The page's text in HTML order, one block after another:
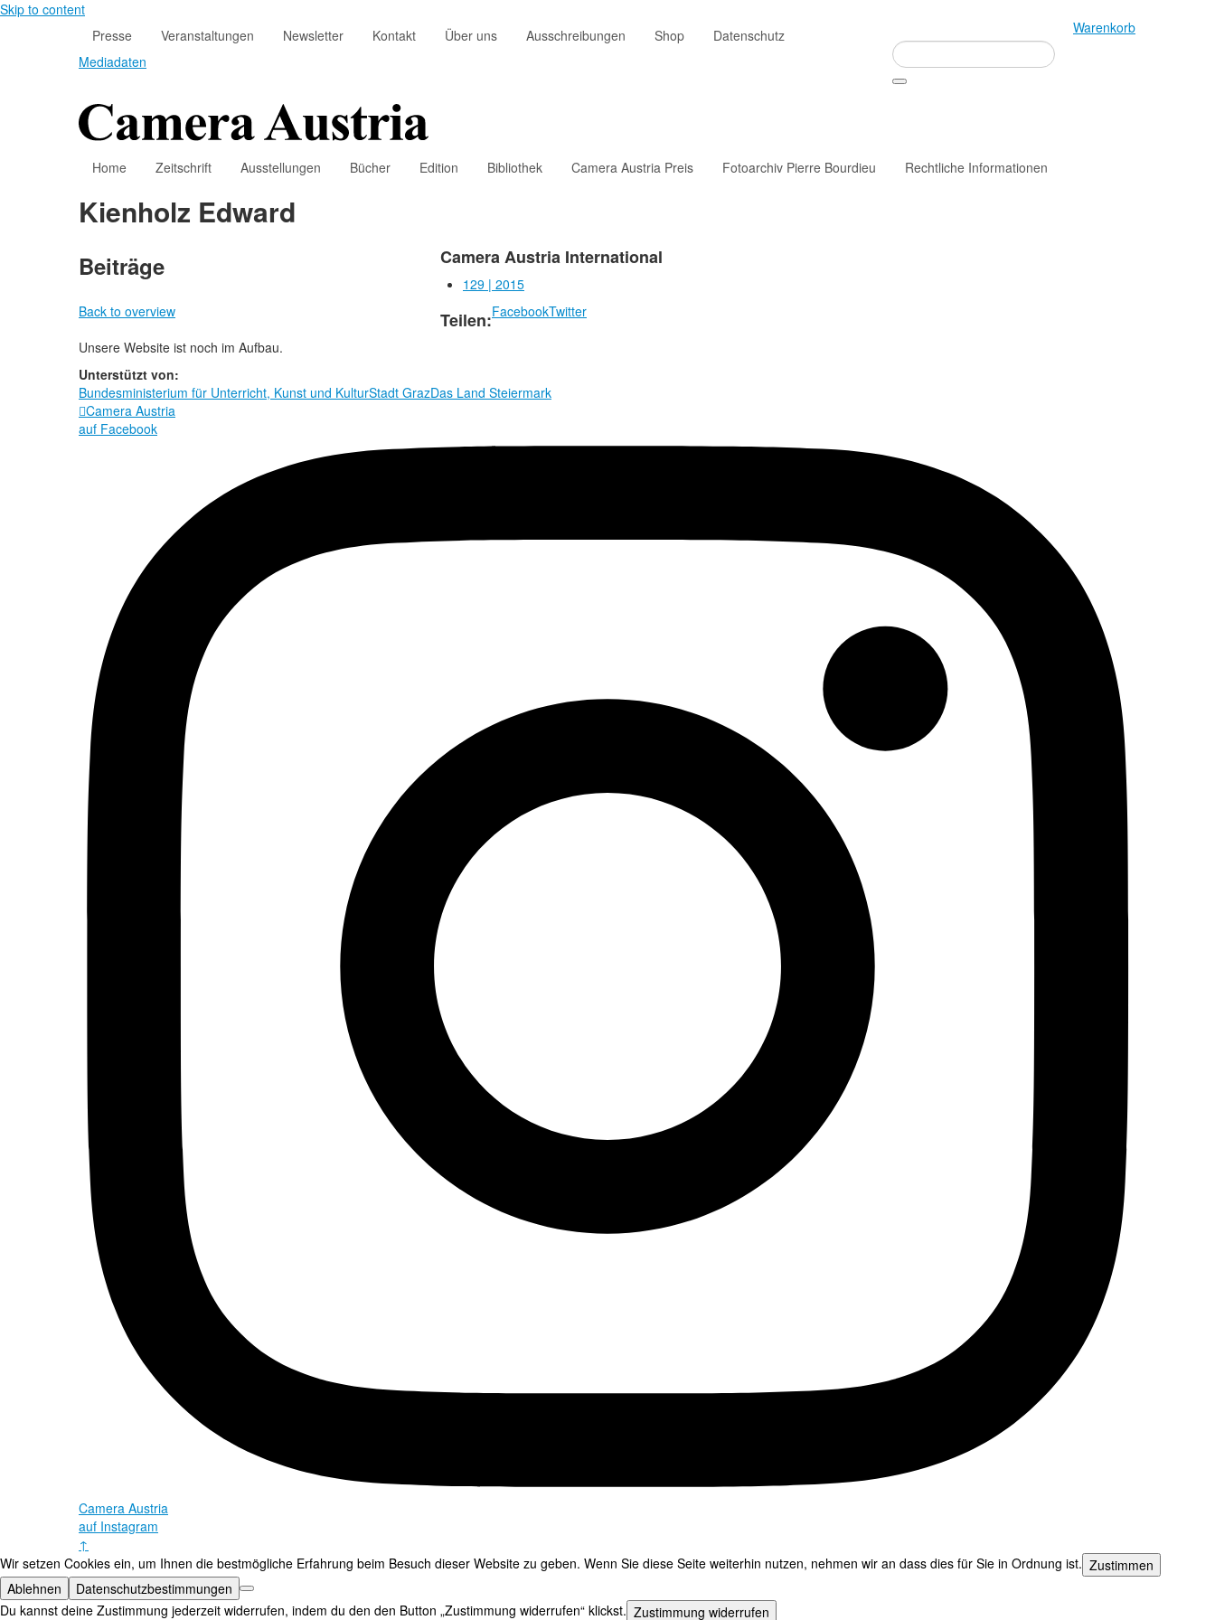
Skip to content
Presse
Veranstaltungen Newsletter Kontakt Über uns Ausschreibungen Shop
Datenschutz
Mediadaten
Warenkorb
Home Zeitschrift Ausstellungen Bücher Edition Bibliothek Camera Austria Preis Fotoarchiv Pierre Bourdieu Rechtliche Informationen
Kienholz Edward
Beiträge Camera Austria International
129 | 2015
Back to overview
Teilen:FacebookTwitter
Unsere Website ist noch im Aufbau.
Unterstützt von:
Bundesministerium für Unterricht, Kunst und KulturStadt GrazDas Land Steiermark
Camera Austria
auf Facebook
Camera Austria
auf Instagram
↑
Wir setzen Cookies ein, um Ihnen die bestmögliche Erfahrung beim Besuch dieser Website zu geben. Wenn Sie diese Seite weiterhin nutzen, nehmen wir an dass dies für Sie in Ordnung ist. Zustimmen
Ablehnen
Datenschutzbestimmungen
Du kannst deine Zustimmung jederzeit widerrufen, indem du den den Button „Zustimmung widerrufen“ klickst. Zustimmung widerrufen